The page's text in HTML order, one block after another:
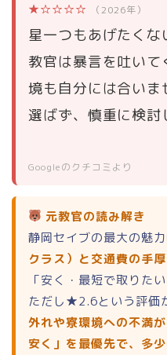
★☆☆☆☆ （2026年）
星一つもあげたく
教官は暴言を吐い
境も自分には合い
選ばず、慎重に検討
Googleのクチコミより
元教官の読み解き
静岡セイブの最大の魅
クラス）と交通費の手
「安く・最短で取りた
ただし★2.6という評価
外れや寮環境への不満
安く」を最優先で、多